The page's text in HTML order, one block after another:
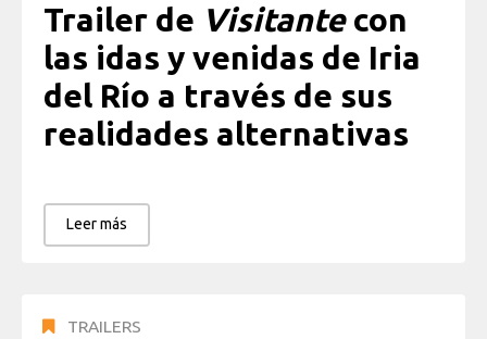
Trailer de Visitantecon
las idas y venidas de Iria
del Río a través de sus
realidades alternativas
Leer más
TRAILERS